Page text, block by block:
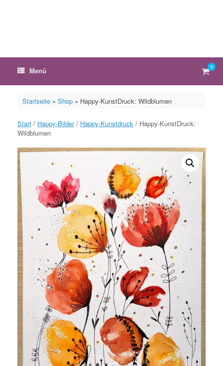
Menü 0
Startseite» Shop» Happy-KunstDruck: Wildblumen
Start / Happy-Bilder/ Happy-Kunstdruck / Happy-KunstDruck:
Wildblumen